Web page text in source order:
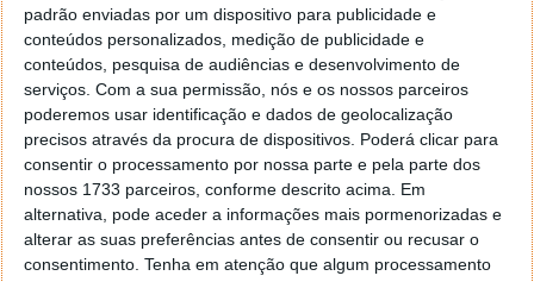
padrão enviadas por um dispositivo para publicidade e
conteúdos personalizados, medição de publicidade e
conteúdos, pesquisa de audiências e desenvolvimento de
serviços. Com a sua permissão, nós e os nossos parceiros
poderemos usar identificação e dados de geolocalização
precisos através da procura de dispositivos. Poderá clicar para
consentir o processamento por nossa parte e pela parte dos
nossos 1733 parceiros, conforme descrito acima. Em
alternativa, pode aceder a informações mais pormenorizadas e
alterar as suas preferências antes de consentir ou recusar o
consentimento. Tenha em atenção que algum processamento
Nome * Email *
Notifique-me de novos comentários por e-mail.
Também se podeinscreversem comentar.